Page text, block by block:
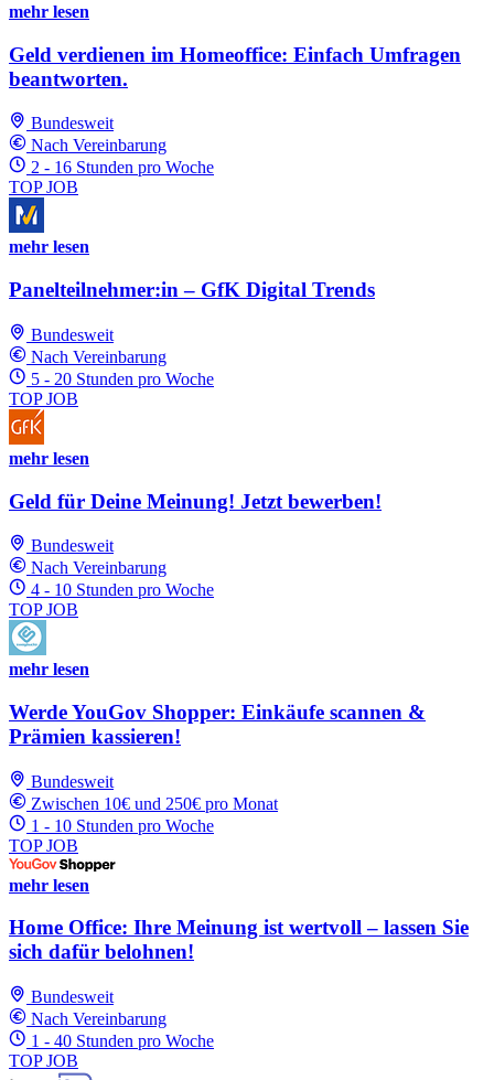
mehr lesen
Geld verdienen im Homeoffice: Einfach Umfragen
beantworten.
Bundesweit
Nach Vereinbarung
2 - 16 Stunden pro Woche
TOP JOB
mehr lesen
Panelteilnehmer:in – GfK Digital Trends
Bundesweit
Nach Vereinbarung
5 - 20 Stunden pro Woche
TOP JOB
mehr lesen
Geld für Deine Meinung! Jetzt bewerben!
Bundesweit
Nach Vereinbarung
4 - 10 Stunden pro Woche
TOP JOB
mehr lesen
Werde YouGov Shopper: Einkäufe scannen &
Prämien kassieren!
Bundesweit
Zwischen 10€ und 250€ pro Monat
1 - 10 Stunden pro Woche
TOP JOB
mehr lesen
Home Office: Ihre Meinung ist wertvoll – lassen Sie
sich dafür belohnen!
Bundesweit
Nach Vereinbarung
1 - 40 Stunden pro Woche
TOP JOB